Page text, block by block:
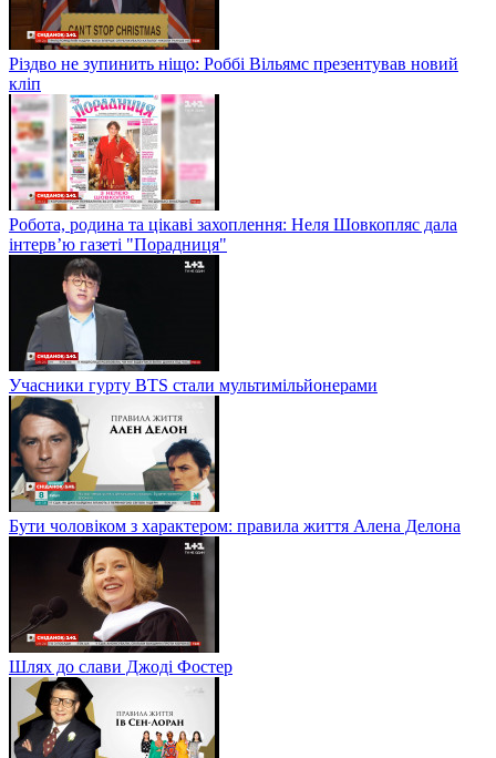
Різдво не зупинить ніщо: Роббі Вільямс презентував новий
кліп
Робота, родина та цікаві захоплення: Неля Шовкопляс дала
інтерв’ю газеті "Порадниця"
Учасники гурту BTS стали мультимільйонерами
Бути чоловіком з характером: правила життя Алена Делона
Шлях до слави Джоді Фостер